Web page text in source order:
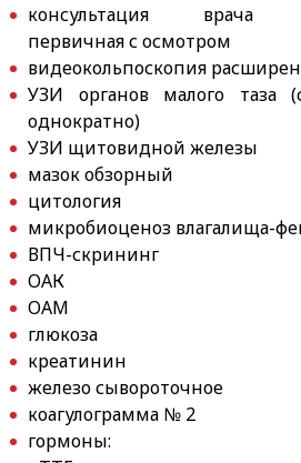
консультация врача
первичная с осмотром
видеокольпоскопия
УЗИ органов малого таза
однократно)
УЗИ щитовидной железы
мазок обзорный
цитология
микробиоценоз влагалища-
ВПЧ-скрининг
ОАК
ОАМ
глюкоза
креатинин
железо сывороточное
коагулограмма № 2
гормоны: